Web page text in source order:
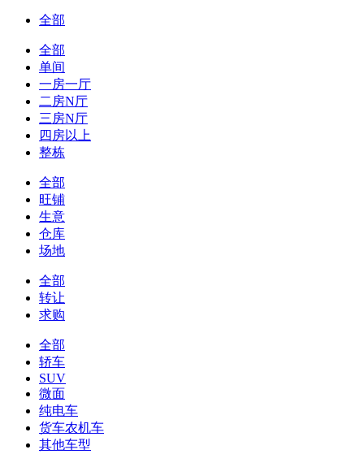
全部
全部
单间
一房一厅
二房N厅
三房N厅
四房以上
整栋
全部
旺铺
生意
仓库
场地
全部
转让
求购
全部
轿车
SUV
微面
纯电车
货车农机车
其他车型